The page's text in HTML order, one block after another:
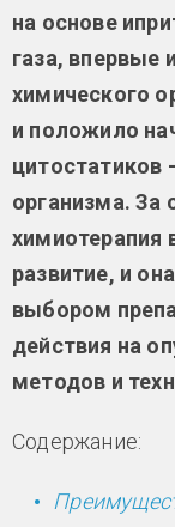
на основе
газа, впервые
химического
и положило
цитостатиков
организма.
химиотерапия
развитие, и
выбором
действия на
методов и
Содержание: